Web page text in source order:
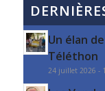
Un élan
Téléthon
24 juillet 2026 -